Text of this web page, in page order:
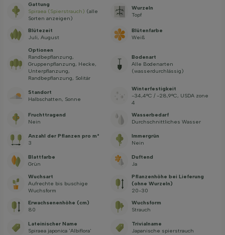
Gattung
Spiraea (Spierstrauch) (alle
Sorten anzeigen)
Wurzeln
Topf
Blütezeit
Juli, August
Blütenfarbe
Weiß
Optionen
Randbepflanzung,
Gruppenpflanzung, Hecke,
Unterpflanzung,
Randbepflanzung, Solitär
Bodenart
Alle Bodenarten
(wasserdurchlässig)
Standort
Halbschatten, Sonne
Winterfestigkeit
-34,4°C / -28,9°C, USDA zone
4
Fruchttragend
Nein
Wasserbedarf
Durchschnittliches Wasser
Anzahl der Pflanzen pro m²
3
Immergrün
Nein
Blattfarbe
Grün
Duftend
Ja
Wuchsart
Aufrechte bis buschige
Wuchsform
Pflanzenhöhe bei Lieferung
(ohne Wurzeln)
20-30
Erwachsenenhöhe (cm)
80
Wuchsform
Strauch
Lateinischer Name
Spiraea japonica 'Albiflora'
Trivialname
Japanische spierstrauch